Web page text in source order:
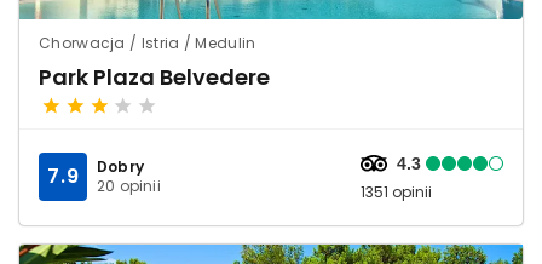
Chorwacja / Istria / Medulin
Park Plaza Belvedere
Dobry
20 opinii
7.9 4.3
1351 opinii